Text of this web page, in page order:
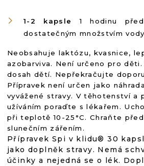
1-2 kapsle
1 hodinu
dostatečným množstvím
Neobsahuje laktózu, kvasnice,
azobarviva. Není určeno pro
dosah dětí. Nepřekračujte
Přípravek není určen jako
vyvážené stravy. V těhotenství a
užíváním poraďte s lékařem.
při teplotě 10-25°C. Chraňte
slunečním zářením.
Přípravek Spi v klidu® 30
jako doplněk stravy. Nemá
účinky a nejedná se o lék.